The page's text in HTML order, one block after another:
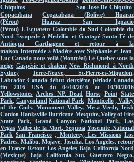
Chiquitos
San-Jose-De-Chiquito-
Copacabana
Copacabana (Bolivie) Huaraz
(Pérou)
Huaraz San Ignacio
(Pérou) L'Equateur Colombie du Sud Colombie du
Nord Escapade à Medellin et Guatapé Santa Fé de
Antioqua Carthagene et retour à la
maison Intermède à Madère avec Stéphanie et Jean-
Luc Canada nous voilà (Montréal) Le Quebec sous la
neige Gaspésie et chaleur New Richmond à North
Sydney
Terre-Neuve, St-Pierre-et-Miquelon,
Labrador Canada début deuxième période Canada
fin 2016
USA du 04/10/2016 au 10/10/2016
Yellowstones Arches NP.Dead Horse Point State
Park, Canyonland National Park Monticello , Valley
of the Gods,Monument Valley,Mesa Verde, Irish
Canion Hanksville Hurricane Mesquite, Valley of Fire
State Park, Grand Canyon National Park, Las
Vegas Vallee dela Mort,Sequoia Yosemite National
Park San Francisco , Monterey, Les Missions Los
Padres, Malibu, Mojave, Josuha, Los Angeles, retour
en France Retour Los Angeles Baja California Nord
(Mexique)
Baja California Sur. Guerrero Negro,